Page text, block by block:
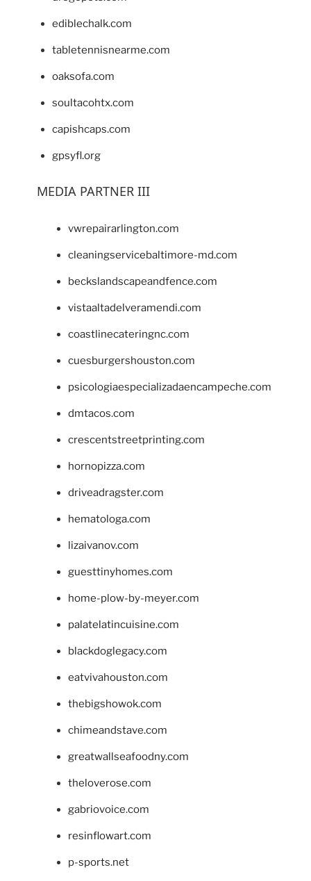
ediblechalk.com
tabletennisnearme.com
oaksofa.com
soultacohtx.com
capishcaps.com
gpsyfl.org
MEDIA PARTNER III
vwrepairarlington.com
cleaningservicebaltimore-md.com
beckslandscapeandfence.com
vistaaltadelveramendi.com
coastlinecateringnc.com
cuesburgershouston.com
psicologiaespecializadaencampeche.com
dmtacos.com
crescentstreetprinting.com
hornopizza.com
driveadragster.com
hematologa.com
lizaivanov.com
guesttinyhomes.com
home-plow-by-meyer.com
palatelatincuisine.com
blackdoglegacy.com
eatvivahouston.com
thebigshowok.com
chimeandstave.com
greatwallseafoodny.com
theloverose.com
gabriovoice.com
resinflowart.com
p-sports.net